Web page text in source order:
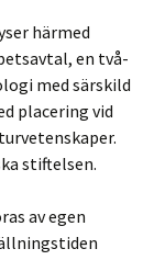
härmed
en två-
med särskild
placering vid
stiftelsen.
av egen